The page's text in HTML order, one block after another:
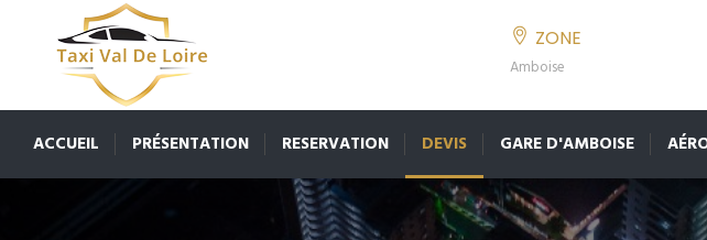
ZONE
Amboise
ACCUEIL PRÉSENTATION RESERVATION DEVIS GARE D'AMBOISE